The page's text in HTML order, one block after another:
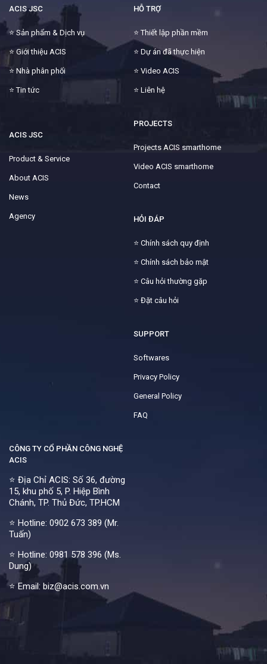
ACIS JSC
⭐Sản phẩm & Dịch vụ
⭐ Giới thiệu ACIS
⭐ Nhà phân phối
⭐Tin tức
ACIS JSC
Product & Service
About ACIS
News
Agency
HỖ TRỢ
⭐Thiết lập phần mềm
⭐ Dự án đã thực hiện
⭐ Video ACIS
⭐ Liên hệ
PROJECTS
Projects ACIS smarthome
Video ACIS smarthome
Contact
HỎI ĐÁP
⭐ Chính sách quy định
⭐ Chính sách bảo mật
⭐ Câu hỏi thường gặp
⭐ Đặt câu hỏi
SUPPORT
Softwares
Privacy Policy
General Policy
FAQ
CÔNG TY CỔ PHẦN CÔNG NGHỆ
ACIS
⭐ Địa Chỉ ACIS: Số 36, đường
15, khu phố 5, P. Hiệp Bình
Chánh, TP. Thủ Đức, TP.HCM
⭐ Hotline: 0902 673 389 (Mr.
Tuấn)
⭐ Hotline: 0981 578 396 (Ms.
Dung)
⭐ Email: biz@acis.com.vn